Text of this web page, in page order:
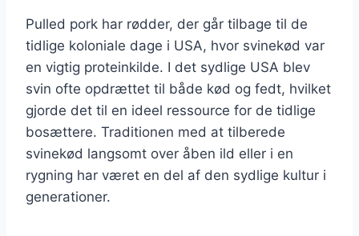
Pulled pork har rødder, der går tilbage til de
tidlige koloniale dage i USA, hvor svinekød var
en vigtig proteinkilde. I det sydlige USA blev
svin ofte opdrættet til både kød og fedt, hvilket
gjorde det til en ideel ressource for de tidlige
bosættere. Traditionen med at tilberede
svinekød langsomt over åben ild eller i en
rygning har været en del af den sydlige kultur i
generationer.